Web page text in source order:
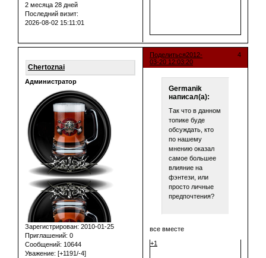
2 месяца 28 дней
Последний визит:
2026-08-02 15:11:01
Поделиться 4
2012-
03-20 12:03:20
Chertoznai
Администратор
Зарегистрирован: 2010-01-25
Приглашений: 0
Сообщений: 10644
Уважение: [+1191/-4]
Germanik
написал(а):
Так что в данном
топике буде
обсуждать, кто
по нашему
мнению оказал
самое большее
влияние на
фэнтези, или
просто личные
предпочтения?
все вместе
+1